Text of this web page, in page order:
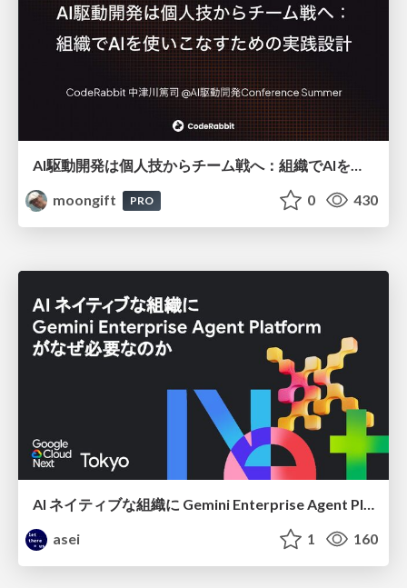
AI駆動開発は個人技からチーム戦へ：組織でAIを使いこなすための実践設計
moongift
PRO 0 430
asei
1 160